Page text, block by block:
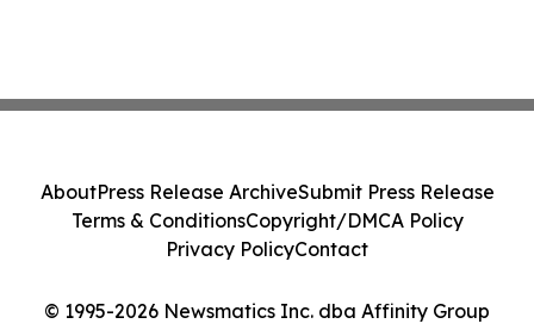
© 1995-2026 Newsmatics Inc. dba Affinity Group
AboutPress Release ArchiveSubmit Press Release
Terms & ConditionsCopyright/DMCA Policy
Privacy PolicyContact